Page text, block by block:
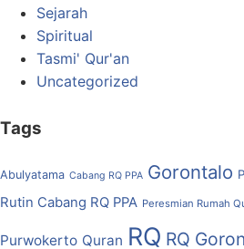
Sejarah
Spiritual
Tasmi' Qur'an
Uncategorized
Tags
Abulyatama Cabang RQ PPA Gorontalo
Rutin Cabang RQ PPA Peresmian Rumah
Purwokerto Quran RQ RQ